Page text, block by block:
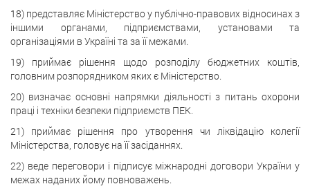
18) представляє Міністерство у публічно-правових відносинах з
іншими органами, підприємствами, установами та
організаціями в Україні та за її межами.
19) приймає рішення щодо розподілу бюджетних коштів,
головним розпорядником яких є Міністерство.
20) визначає основні напрямки діяльності з питань охорони
праці і техніки безпеки підприємств ПЕК.
21) приймає рішення про утворення чи ліквідацію колегії
Міністерства, головує на її засіданнях.
22) веде переговори і підписує міжнародні договори України у
межах наданих йому повноважень.